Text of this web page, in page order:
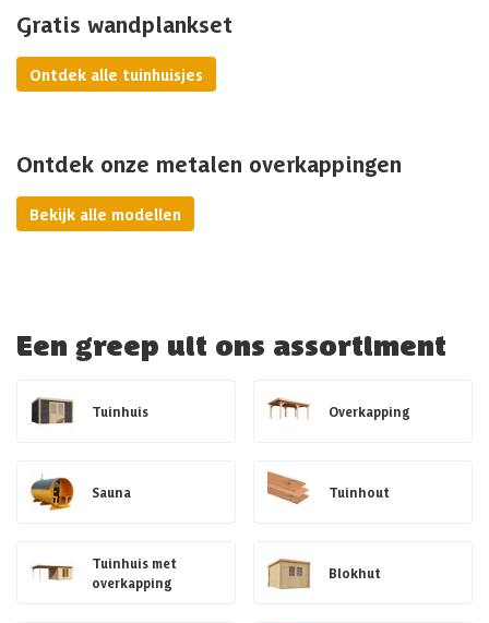
Gratis wandplankset
Ontdek alle tuinhuisjes
Ontdek onze metalen overkappingen
Bekijk alle modellen
Een greep uit ons assortiment
Tuinhuis Overkapping
Sauna Tuinhout
Tuinhuis met
overkapping
Blokhut